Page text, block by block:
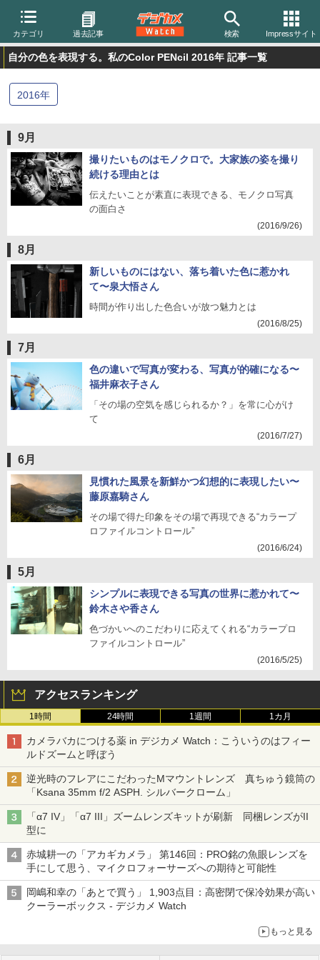
カテゴリ 過去記事 検索 Impressサイト
自分の色を表現する。私のColor PENcil 2016年 記事一覧
2016年
9月
撮りたいものはモノクロで。大家族の姿を撮り
続ける理由とは
伝えたいことが素直に表現できる、モノクロ写真
の面白さ
(2016/9/26)
8月
新しいものにはない、落ち着いた色に惹かれ
て〜泉大悟さん
時間が作り出した色合いが放つ魅力とは
(2016/8/25)
7月
色の違いで写真が変わる、写真が的確になる〜
福井麻衣子さん
「その場の空気を感じられるか？」を常に心がけ
て
(2016/7/27)
6月
見慣れた風景を新鮮かつ幻想的に表現したい〜
藤原嘉騎さん
その場で得た印象をその場で再現できる“カラープ
ロファイルコントロール”
(2016/6/24)
5月
シンプルに表現できる写真の世界に惹かれて〜
鈴木さや香さん
色づかいへのこだわりに応えてくれる“カラープロ
ファイルコントロール”
(2016/5/25)
アクセスランキング
1時間 24時間 1週間 1カ月
カメラバカにつける薬 in デジカメ Watch：こういうのはフィー
ルドズームと呼ぼう
逆光時のフレアにこだわったMマウントレンズ 真ちゅう鏡筒の
「Ksana 35mm f/2 ASPH. シルバークローム」
「α7 IV」「α7 III」ズームレンズキットが刷新 同梱レンズがII
型に
赤城耕一の「アカギカメラ」 第146回：PRO銘の魚眼レンズを
手にして思う、マイクロフォーサーズへの期待と可能性
岡嶋和幸の「あとで買う」 1,903点目：高密閉で保冷効果が高い
クーラーボックス - デジカメ Watch
もっと見る